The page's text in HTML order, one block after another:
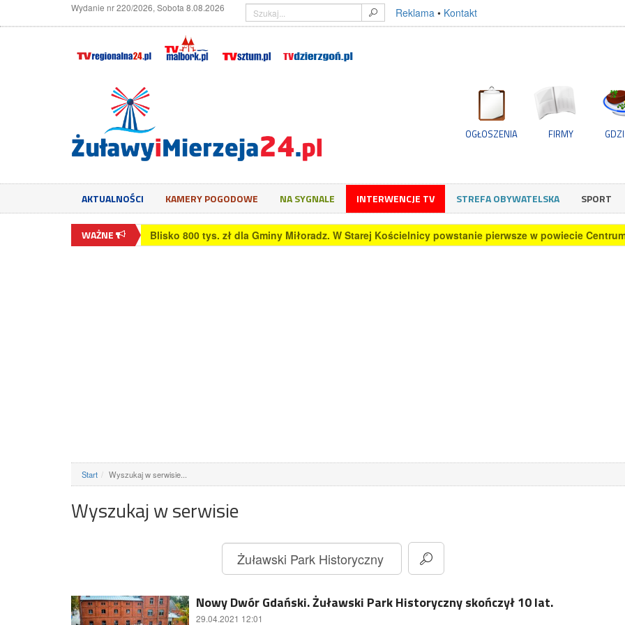
Wydanie nr 220/2026, Sobota 8.08.2026 Reklama • Kontakt
OGŁOSZENIA FIRMY
AKTUALNOŚCI KAMERY POGODOWE NA SYGNALE INTERWENCJE TV STREFA OBYWATELSKA SPORT
WAŻNE Czy monitor 24 cale jest dobry do home office? Sprawdzamy
Start Wyszukaj w serwisie...
Wyszukaj w serwisie
Nowy Dwór Gdański. Żuławski Park Historyczny skończył 10 lat.
29.04.2021 12:01